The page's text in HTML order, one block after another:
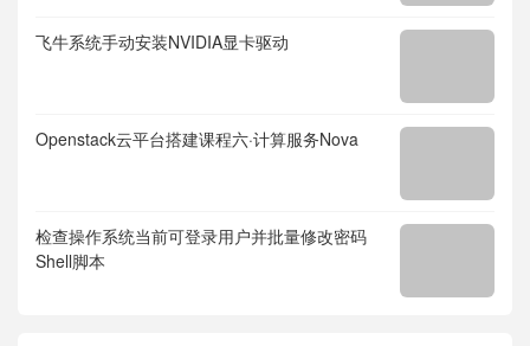
飞牛系统手动安装NVIDIA显卡驱动
Openstack云平台搭建课程六·计算服务Nova
检查操作系统当前可登录用户并批量修改密码
Shell脚本